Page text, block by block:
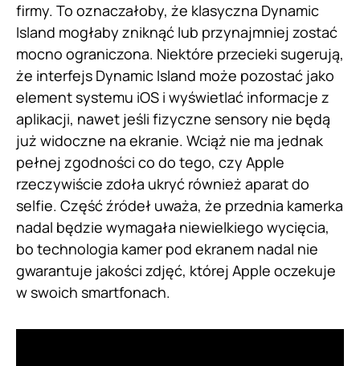
firmy. To oznaczałoby, że klasyczna Dynamic
Island mogłaby zniknąć lub przynajmniej zostać
mocno ograniczona. Niektóre przecieki sugerują,
że interfejs Dynamic Island może pozostać jako
element systemu iOS i wyświetlać informacje z
aplikacji, nawet jeśli fizyczne sensory nie będą
już widoczne na ekranie. Wciąż nie ma jednak
pełnej zgodności co do tego, czy Apple
rzeczywiście zdoła ukryć również aparat do
selfie. Część źródeł uważa, że przednia kamerka
nadal będzie wymagała niewielkiego wycięcia,
bo technologia kamer pod ekranem nadal nie
gwarantuje jakości zdjęć, której Apple oczekuje
w swoich smartfonach.